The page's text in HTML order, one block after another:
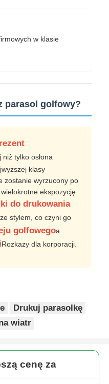
w klasie
parasol golfowy?
tylko osłona
klasy
zostanie wyrzucony po
ekspozycję
do drukowania
ze stylem, co czyni go
golfowegoa
Rozkazy dla korporacji.
Drukuj parasolkę
wiatr
cenę za